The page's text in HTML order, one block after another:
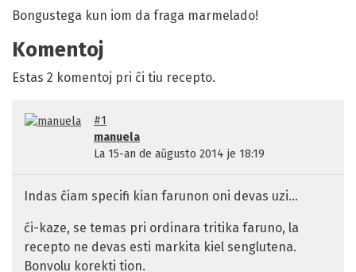
Bongustega kun iom da fraga marmelado!
Komentoj
Estas 2 komentoj pri ĉi tiu recepto.
#1
manuela
La 15-an de aŭgusto 2014 je 18:19
Indas ĉiam specifi kian farunon oni devas uzi...
ĉi-kaze, se temas pri ordinara tritika faruno, la
recepto ne devas esti markita kiel senglutena.
Bonvolu korekti tion.